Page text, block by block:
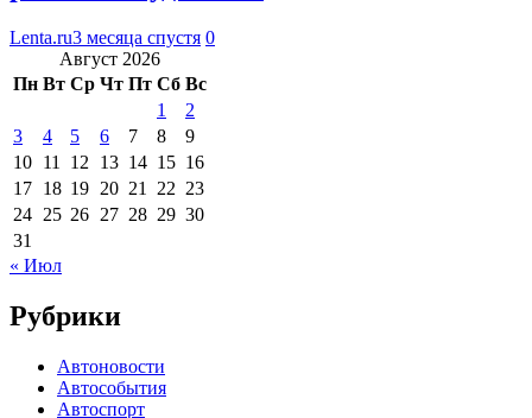
Lenta.ru3 месяца спустя 0
Август 2026
Пн Вт Ср Чт Пт Сб Вс
1
2
3
4 5 6 7 8
9
10 11 12 13 14 15 16
17 18 19 20 21 22 23
24 25 26 27 28 29 30
31
« Июл
Рубрики
Автоновости
Автособытия
Автоспорт